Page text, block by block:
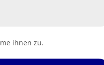
ihnen zu.